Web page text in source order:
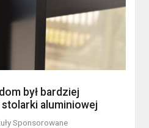
był bardziej
aluminiowej
Sponsorowane